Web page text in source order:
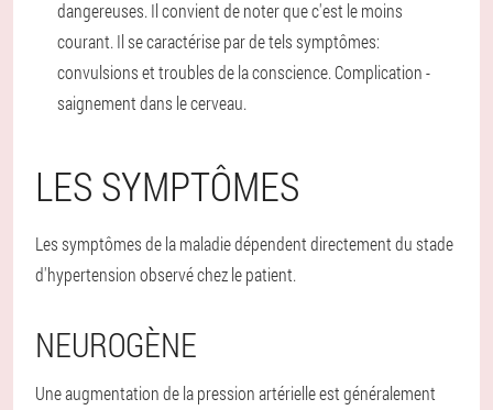
dangereuses. Il convient de noter que c'est le moins
courant. Il se caractérise par de tels symptômes:
convulsions et troubles de la conscience. Complication -
saignement dans le cerveau.
LES SYMPTÔMES
Les symptômes de la maladie dépendent directement du stade
d'hypertension observé chez le patient.
NEUROGÈNE
Une augmentation de la pression artérielle est généralement